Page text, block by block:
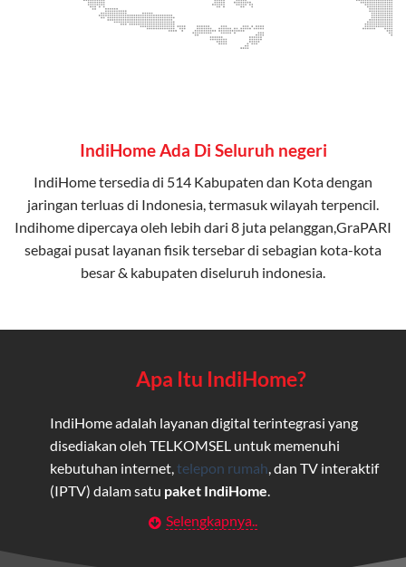
IndiHome Ada Di Seluruh negeri
IndiHome tersedia di 514 Kabupaten dan Kota dengan
jaringan terluas di Indonesia, termasuk wilayah terpencil.
Indihome dipercaya oleh lebih dari 8 juta pelanggan,GraPARI
sebagai pusat layanan fisik tersebar di sebagian kota-kota
besar & kabupaten diseluruh indonesia.
Apa Itu IndiHome?
IndiHome adalah layanan digital terintegrasi yang
disediakan oleh TELKOMSEL untuk memenuhi
kebutuhan internet, telepon rumah , dan TV interaktif
(IPTV) dalam satu paket IndiHome
Layanan Wifi Indihome ini dirancang untuk
Selengkapnya..